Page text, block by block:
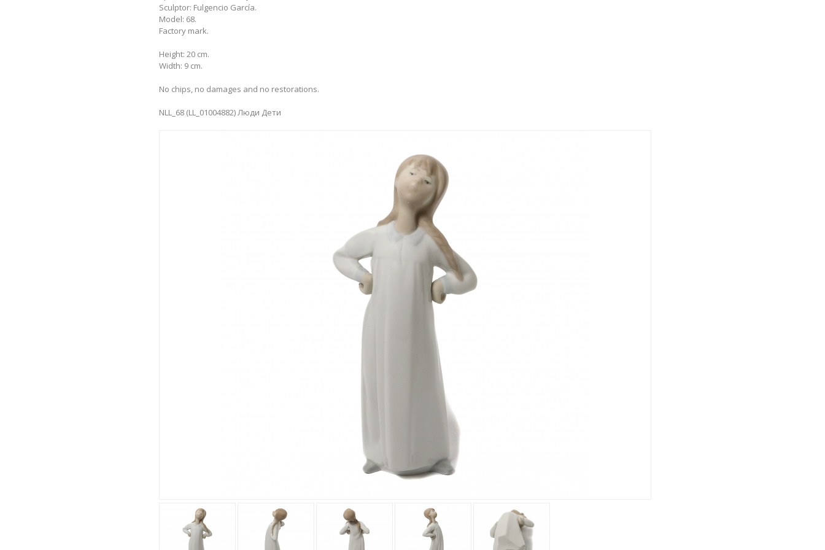
Sculptor: Fulgencio García.
Model: 68.
Factory mark.
Height: 20 cm.
Width: 9 cm.
No chips, no damages and no restorations.
NLL_68 (LL_01004882) Люди Дети